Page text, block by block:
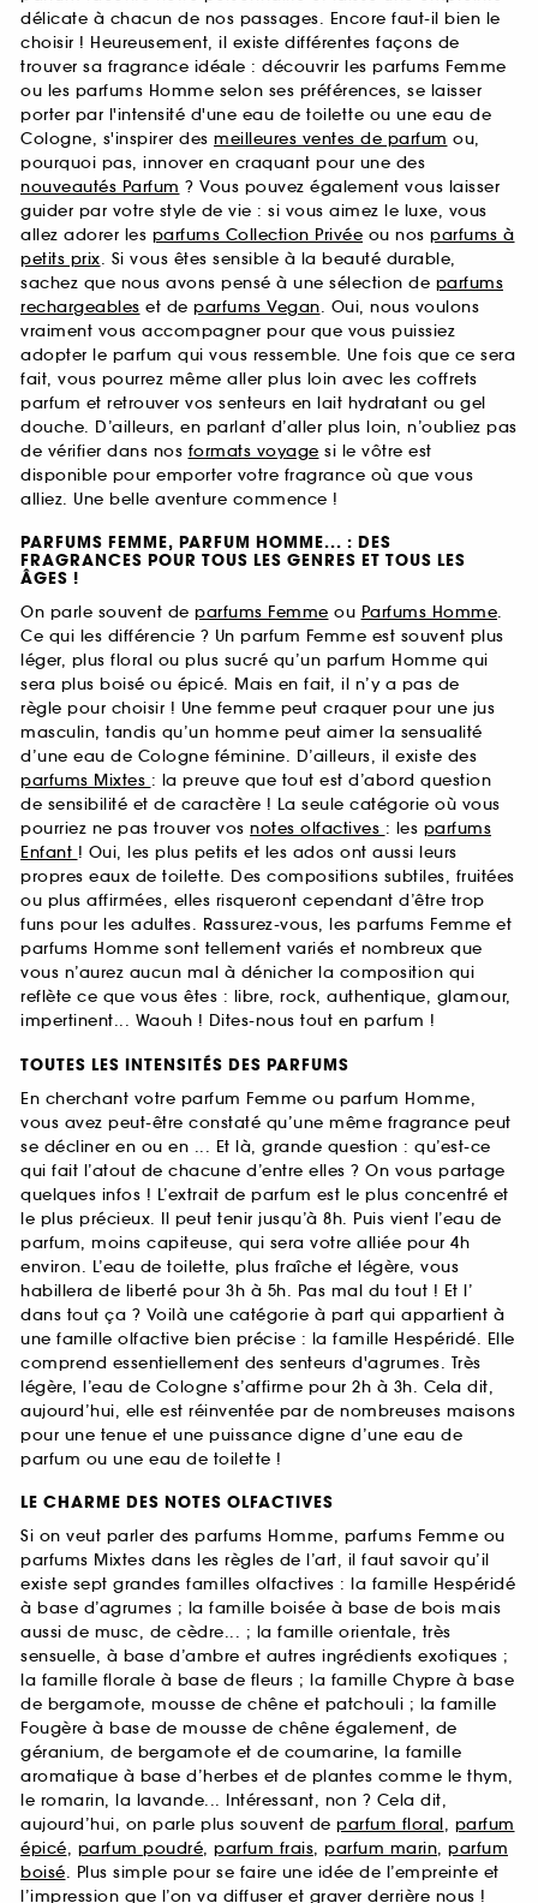
délicate à chacun de nos passages. Encore faut-il bien le
choisir ! Heureusement, il existe différentes façons de
trouver sa fragrance idéale : découvrir les parfums Femme
ou les parfums Homme selon ses préférences, se laisser
porter par l'intensité d'une eau de toilette ou une eau de
Cologne, s'inspirer des meilleures ventes de parfum ou,
pourquoi pas, innover en craquant pour une des
nouveautés Parfum ? Vous pouvez également vous laisser
guider par votre style de vie : si vous aimez le luxe, vous
allez adorer les parfums Collection Privée ou nos parfums à
petits prix. Si vous êtes sensible à la beauté durable,
sachez que nous avons pensé à une sélection de parfums
rechargeables et de parfums Vegan. Oui, nous voulons
vraiment vous accompagner pour que vous puissiez
adopter le parfum qui vous ressemble. Une fois que ce sera
fait, vous pourrez même aller plus loin avec les coffrets
parfum et retrouver vos senteurs en lait hydratant ou gel
douche. D’ailleurs, en parlant d’aller plus loin, n’oubliez pas
de vérifier dans nos formats voyage si le vôtre est
disponible pour emporter votre fragrance où que vous
alliez. Une belle aventure commence !
PARFUMS FEMME, PARFUM HOMME... : DES
FRAGRANCES POUR TOUS LES GENRES ET TOUS LES
ÂGES !
On parle souvent de parfums Femme ou Parfums Homme.
Ce qui les différencie ? Un parfum Femme est souvent plus
léger, plus floral ou plus sucré qu’un parfum Homme qui
sera plus boisé ou épicé. Mais en fait, il n’y a pas de
règle pour choisir ! Une femme peut craquer pour une jus
masculin, tandis qu’un homme peut aimer la sensualité
d’une eau de Cologne féminine. D’ailleurs, il existe des
parfums Mixtes : la preuve que tout est d’abord question
de sensibilité et de caractère ! La seule catégorie où vous
pourriez ne pas trouver vos notes olfactives : les parfums
Enfant ! Oui, les plus petits et les ados ont aussi leurs
propres eaux de toilette. Des compositions subtiles, fruitées
ou plus affirmées, elles risqueront cependant d’être trop
funs pour les adultes. Rassurez-vous, les parfums Femme et
parfums Homme sont tellement variés et nombreux que
vous n’aurez aucun mal à dénicher la composition qui
reflète ce que vous êtes : libre, rock, authentique, glamour,
impertinent... Waouh ! Dites-nous tout en parfum !
TOUTES LES INTENSITÉS DES PARFUMS
En cherchant votre parfum Femme ou parfum Homme,
vous avez peut-être constaté qu’une même fragrance peut
se décliner en ou en ... Et là, grande question : qu’est-ce
qui fait l’atout de chacune d’entre elles ? On vous partage
quelques infos ! L’extrait de parfum est le plus concentré et
le plus précieux. Il peut tenir jusqu’à 8h. Puis vient l’eau de
parfum, moins capiteuse, qui sera votre alliée pour 4h
environ. L’eau de toilette, plus fraîche et légère, vous
habillera de liberté pour 3h à 5h. Pas mal du tout ! Et l’
dans tout ça ? Voilà une catégorie à part qui appartient à
une famille olfactive bien précise : la famille Hespéridé. Elle
comprend essentiellement des senteurs d'agrumes. Très
légère, l’eau de Cologne s’affirme pour 2h à 3h. Cela dit,
aujourd’hui, elle est réinventée par de nombreuses maisons
pour une tenue et une puissance digne d’une eau de
parfum ou une eau de toilette !
LE CHARME DES NOTES OLFACTIVES
Si on veut parler des parfums Homme, parfums Femme ou
parfums Mixtes dans les règles de l’art, il faut savoir qu’il
existe sept grandes familles olfactives : la famille Hespéridé
à base d’agrumes ; la famille boisée à base de bois mais
aussi de musc, de cèdre... ; la famille orientale, très
sensuelle, à base d’ambre et autres ingrédients exotiques ;
la famille florale à base de fleurs ; la famille Chypre à base
de bergamote, mousse de chêne et patchouli ; la famille
Fougère à base de mousse de chêne également, de
géranium, de bergamote et de coumarine, la famille
aromatique à base d’herbes et de plantes comme le thym,
le romarin, la lavande... Intéressant, non ? Cela dit,
aujourd’hui, on parle plus souvent de parfum floral, parfum
épicé, parfum poudré, parfum frais, parfum marin, parfum
boisé. Plus simple pour se faire une idée de l’empreinte et
l’impression que l’on va diffuser et graver derrière nous !